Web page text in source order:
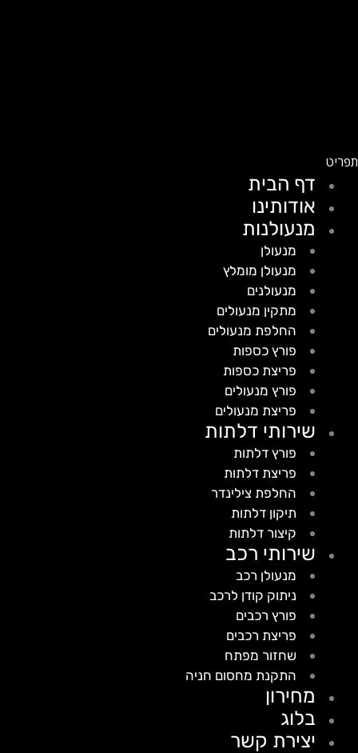
דף הבית
אודותינו
מנעולנות
מנעולן
מנעולן מומלץ
מנעולנים
מתקין מנעולים
החלפת מנעולים
פורץ כספות
פריצת כספות
פורץ מנעולים
פריצת מנעולים
שירותי דלתות
פורץ דלתות
פריצת דלתות
החלפת צילינדר
תיקון דלתות
קיצור דלתות
שירותי רכב
מנעולן רכב
ניתוק קודן לרכב
פורץ רכבים
פריצת רכבים
שחזור מפתח
התקנת מחסום חניה
מחירון
בלוג
יצירת קשר